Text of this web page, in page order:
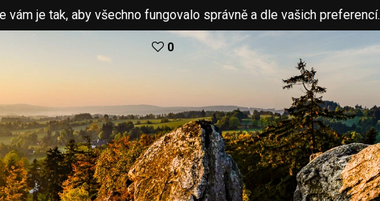
je tak, aby všechno fungovalo správně a dle vašich preferencí.
0